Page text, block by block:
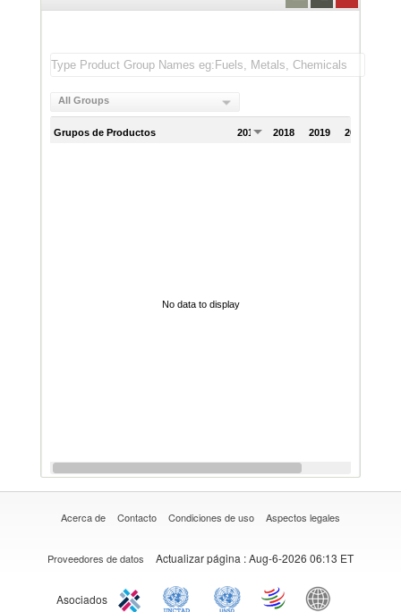
All Groups
Grupos de Productos 2017 2018 2019 2020
No data to display
Acerca de Contacto Condiciones de uso Aspectos legales
Proveedores de datos Actualizar página : Aug-6-2026 06:13 ET
Asociados